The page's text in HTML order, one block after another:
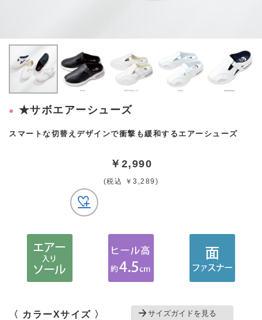
★サボエアーシューズ
スマートな切替えデザインで衝撃も緩和するエアーシューズ
￥2,990
(税込 ￥3,289)
〈 カラーXサイズ 〉 サイズガイドを見る